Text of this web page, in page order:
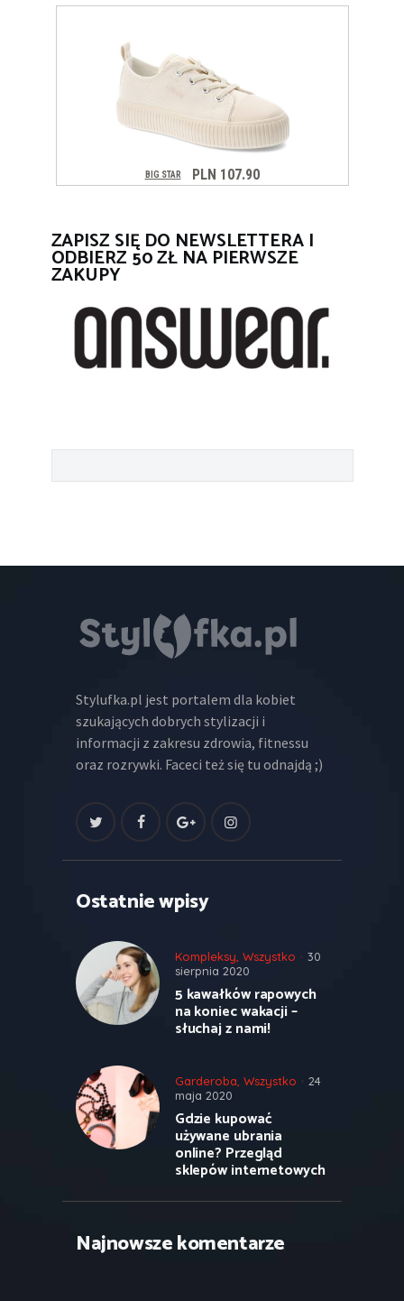
ZAPISZ SIĘ DO NEWSLETTERA I
ODBIERZ 50 ZŁ NA PIERWSZE
ZAKUPY
Stylufka.pl jest portalem dla kobiet
szukających dobrych stylizacji i
informacji z zakresu zdrowia, fitnessu
oraz rozrywki. Faceci też się tu odnajdą ;)
Ostatnie wpisy
Kompleksy Wszystko
30
sierpnia 2020
5 kawałków rapowych
na koniec wakacji –
słuchaj z nami!
Garderoba Wszystko
24
maja 2020
Gdzie kupować
używane ubrania
online? Przegląd
sklepów internetowych
Najnowsze komentarze